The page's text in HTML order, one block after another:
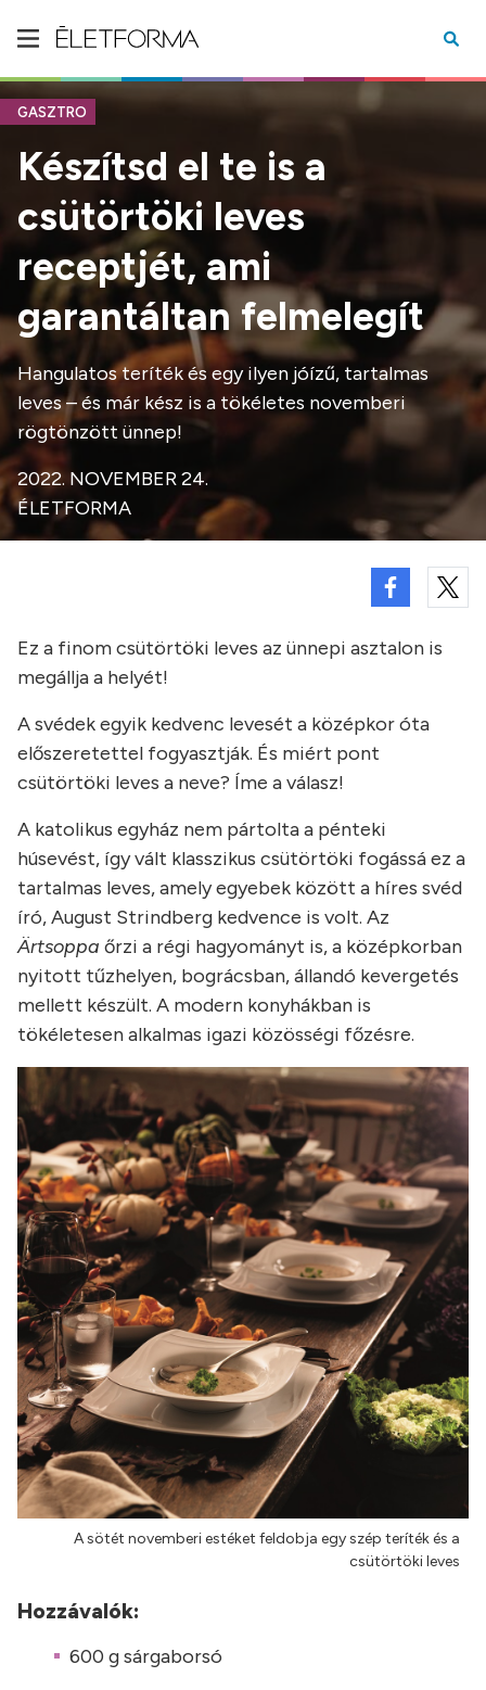
GASZTRO
Készítsd el te is a
csütörtöki leves
receptjét, ami
garantáltan felmelegít
Hangulatos teríték és egy ilyen jóízű, tartalmas
leves – és már kész is a tökéletes novemberi
rögtönzött ünnep!
2022. NOVEMBER 24.
ÉLETFORMA
Ez a finom csütörtöki leves az ünnepi asztalon is
megállja a helyét!
A svédek egyik kedvenc levesét a középkor óta
előszeretettel fogyasztják. És miért pont
csütörtöki leves a neve? Íme a válasz!
A katolikus egyház nem pártolta a pénteki
húsevést, így vált klasszikus csütörtöki fogássá ez a
tartalmas leves, amely egyebek között a híres svéd
író, August Strindberg kedvence is volt. Az
Ärtsoppa őrzi a régi hagyományt is, a középkorban
nyitott tűzhelyen, bográcsban, állandó kevergetés
mellett készült. A modern konyhákban is
tökéletesen alkalmas igazi közösségi főzésre.
A sötét novemberi estéket feldobja egy szép teríték és a
csütörtöki leves
Hozzávalók:
600 g sárgaborsó